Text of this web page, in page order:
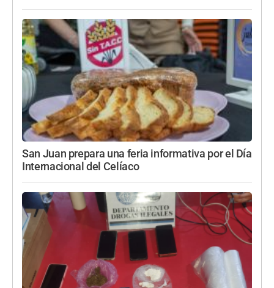
San Juan prepara una feria informativa por el Día
Internacional del Celíaco